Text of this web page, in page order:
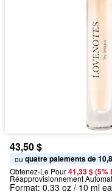
43,50 $
ou quatre paiements de
Obtenez-Le Pour41,33 $ (5%
Réapprovisionnement
Format: 0.33 oz / 10 ml